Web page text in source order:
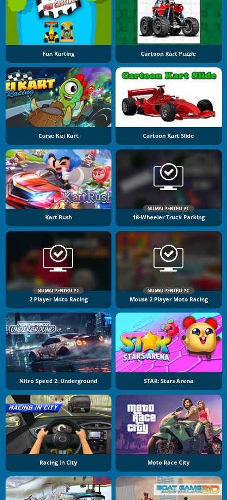
Fun Karting Cartoon Kart Puzzle
Curse Kizi Kart Cartoon Kart Slide
Kart Rush
NUMAI PENTRU PC
18-Wheeler Truck Parking
NUMAI PENTRU PC
2 Player Moto Racing
NUMAI PENTRU PC
Mouse 2 Player Moto Racing
Nitro Speed 2: Underground STAR: Stars Arena
Racing In City Moto Race City